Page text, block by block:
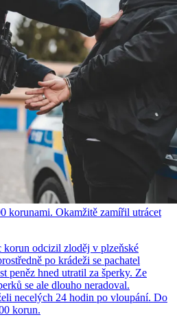
korunami. Okamžitě zamířil utrácet
odcizil zloděj v plzeňské
po krádeži se pachatel
peněz hned utratil za šperky. Ze
se ale dlouho neradoval.
necelých 24 hodin po vloupání. Do
korun.